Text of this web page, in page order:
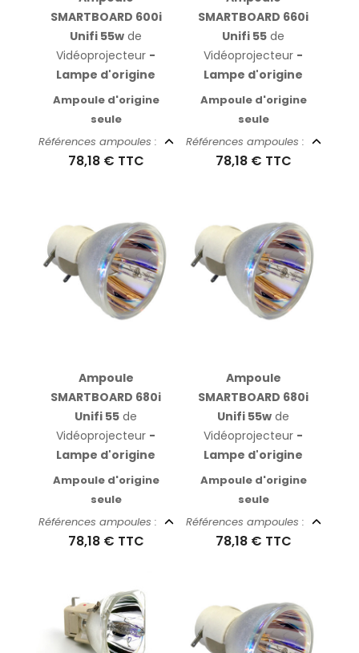
SMARTBOARD 600i
Unifi 55w de
Vidéoprojecteur -
Lampe d'origine
Ampoule d'origine
seule
Références ampoules :
78,18 € TTC
SMARTBOARD 660i
Unifi 55 de
Vidéoprojecteur -
Lampe d'origine
Ampoule d'origine
seule
Références ampoules :
78,18 € TTC
Ampoule
SMARTBOARD 680i
Unifi 55 de
Vidéoprojecteur -
Lampe d'origine
Ampoule d'origine
seule
Références ampoules :
78,18 € TTC
Ampoule
SMARTBOARD 680i
Unifi 55w de
Vidéoprojecteur -
Lampe d'origine
Ampoule d'origine
seule
Références ampoules :
78,18 € TTC